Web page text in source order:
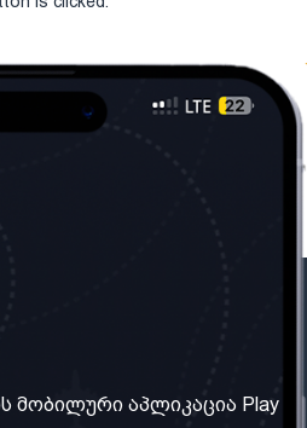
წესები და პირობები
მობილური აპლიკაცია Play